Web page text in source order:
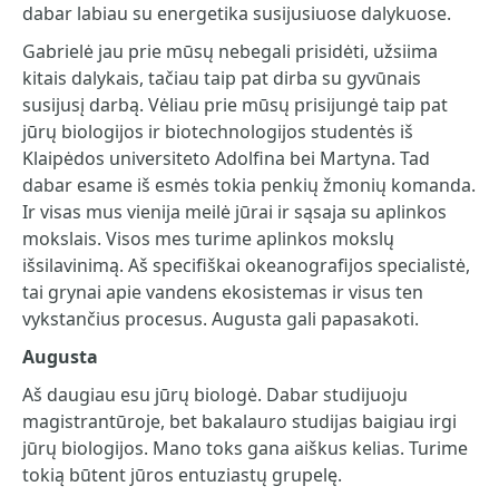
dabar labiau su energetika susijusiuose dalykuose.
Gabrielė jau prie mūsų nebegali prisidėti, užsiima
kitais dalykais, tačiau taip pat dirba su gyvūnais
susijusį darbą. Vėliau prie mūsų prisijungė taip pat
jūrų biologijos ir biotechnologijos studentės iš
Klaipėdos universiteto Adolfina bei Martyna. Tad
dabar esame iš esmės tokia penkių žmonių komanda.
Ir visas mus vienija meilė jūrai ir sąsaja su aplinkos
mokslais. Visos mes turime aplinkos mokslų
išsilavinimą. Aš specifiškai okeanografijos specialistė,
tai grynai apie vandens ekosistemas ir visus ten
vykstančius procesus. Augusta gali papasakoti.
Augusta
Aš daugiau esu jūrų biologė. Dabar studijuoju
magistrantūroje, bet bakalauro studijas baigiau irgi
jūrų biologijos. Mano toks gana aiškus kelias. Turime
tokią būtent jūros entuziastų grupelę.